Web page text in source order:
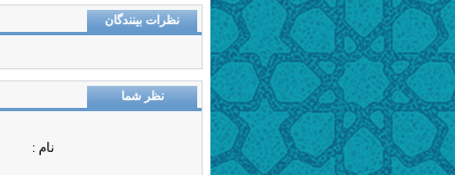
نظرات بینندگان
نظر شما
نام :